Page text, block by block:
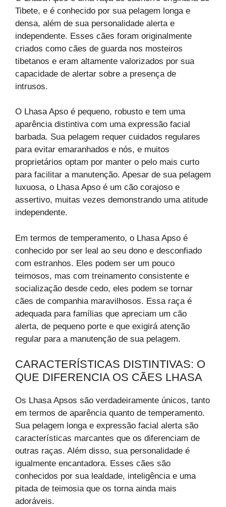
Tibete, e é conhecido por sua pelagem longa e
densa, além de sua personalidade alerta e
independente. Esses cães foram originalmente
criados como cães de guarda nos mosteiros
tibetanos e eram altamente valorizados por sua
capacidade de alertar sobre a presença de
intrusos.
O Lhasa Apso é pequeno, robusto e tem uma
aparência distintiva com uma expressão facial
barbada. Sua pelagem requer cuidados regulares
para evitar emaranhados e nós, e muitos
proprietários optam por manter o pelo mais curto
para facilitar a manutenção. Apesar de sua pelagem
luxuosa, o Lhasa Apso é um cão corajoso e
assertivo, muitas vezes demonstrando uma atitude
independente.
Em termos de temperamento, o Lhasa Apso é
conhecido por ser leal ao seu dono e desconfiado
com estranhos. Eles podem ser um pouco
teimosos, mas com treinamento consistente e
socialização desde cedo, eles podem se tornar
cães de companhia maravilhosos. Essa raça é
adequada para famílias que apreciam um cão
alerta, de pequeno porte e que exigirá atenção
regular para a manutenção de sua pelagem.
CARACTERÍSTICAS DISTINTIVAS: O
QUE DIFERENCIA OS CÃES LHASA
Os Lhasa Apsos são verdadeiramente únicos, tanto
em termos de aparência quanto de temperamento.
Sua pelagem longa e expressão facial alerta são
características marcantes que os diferenciam de
outras raças. Além disso, sua personalidade é
igualmente encantadora. Esses cães são
conhecidos por sua lealdade, inteligência e uma
pitada de teimosia que os torna ainda mais
adoráveis.